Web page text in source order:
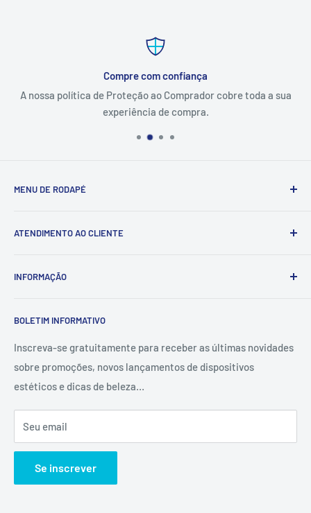
Compre com confiança
A nossa política de Proteção ao Comprador cobre toda a sua
experiência de compra.
MENU DE RODAPÉ
Denunciar violação
ATENDIMENTO AO CLIENTE
Contactar-nos
MoneyGram
Seguir a sua encomenda
INFORMAÇÃO
Política de envio
Política de privacidade
Termos do serviço
BOLETIM INFORMATIVO
Inscreva-se gratuitamente para receber as últimas novidades
sobre promoções, novos lançamentos de dispositivos
estéticos e dicas de beleza…
Seu email
Se inscrever